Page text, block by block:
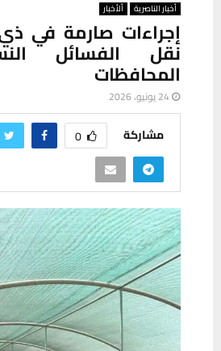
أخبار الناصرية ألأخبار
إجراءات صارمة في
نقل الفسائل
المحافظات
24 يونيو، 2026
مشاركة 0